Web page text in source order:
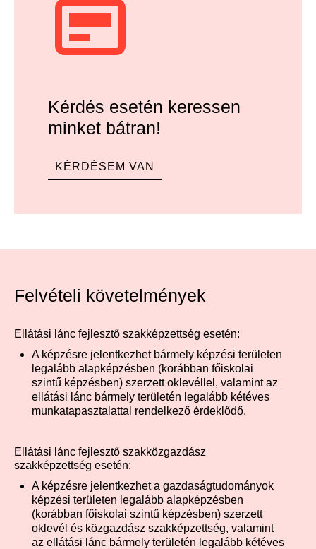
Kérdés esetén keressen
minket bátran!
KÉRDÉSEM VAN
Felvételi követelmények
Ellátási lánc fejlesztő szakképzettség esetén:
A képzésre jelentkezhet bármely képzési területen
legalább alapképzésben (korábban főiskolai
szintű képzésben) szerzett oklevéllel, valamint az
ellátási lánc bármely területén legalább kétéves
munkatapasztalattal rendelkező érdeklődő.
Ellátási lánc fejlesztő szakközgazdász
szakképzettség esetén:
A képzésre jelentkezhet a gazdaságtudományok
képzési területen legalább alapképzésben
(korábban főiskolai szintű képzésben) szerzett
oklevél és közgazdász szakképzettség, valamint
az ellátási lánc bármely területén legalább kétéves